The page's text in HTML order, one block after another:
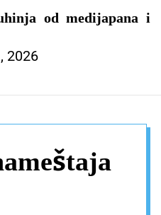
od medijapana i
2026